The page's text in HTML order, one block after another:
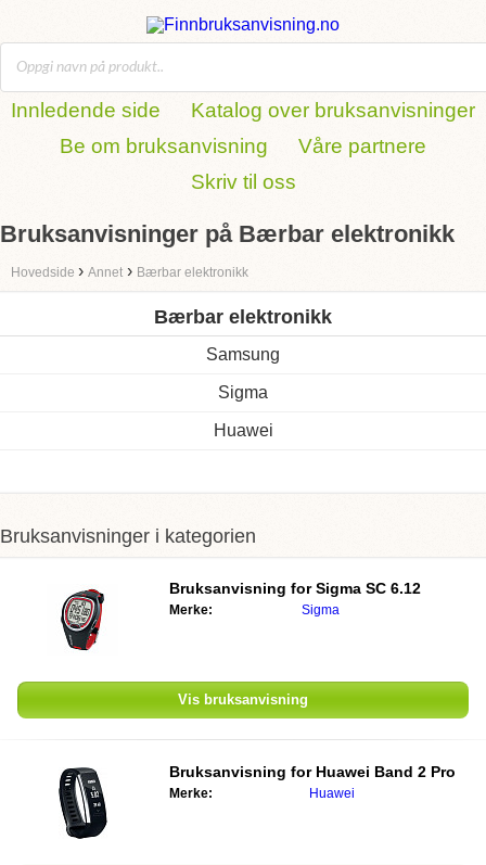
Innledende side
Katalog over bruksanvisninger
Be om bruksanvisning
Våre partnere
Skriv til oss
Bruksanvisninger på Bærbar elektronikk
Hovedside › Annet › Bærbar elektronikk
Bærbar elektronikk
Samsung
Sigma
Huawei
Bruksanvisninger i kategorien
Bruksanvisning forSigma SC 6.12
Merke: Sigma
Vis bruksanvisning
Bruksanvisning for Huawei Band 2 Pro
Merke: Huawei